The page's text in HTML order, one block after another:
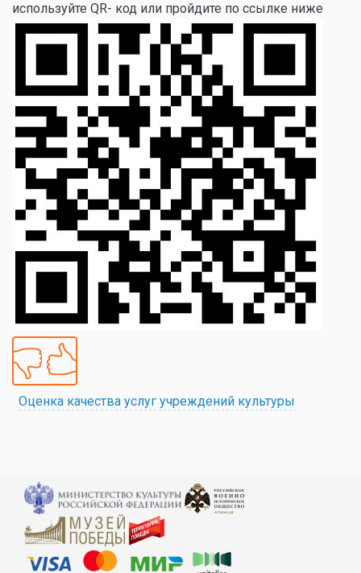
используйте QR- код или пройдите по ссылке ниже
Оценка качества услуг учреждений культуры